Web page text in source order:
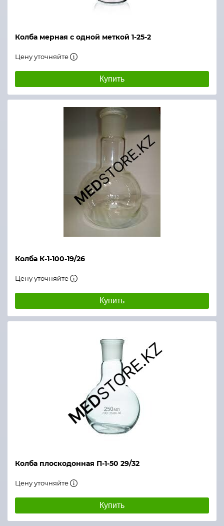
Колба мерная с одной меткой 1-25-2
Цену уточняйте
Купить
Колба К-1-100-19/26
Цену уточняйте
Купить
Колба плоскодонная П-1-50 29/32
Цену уточняйте
Купить